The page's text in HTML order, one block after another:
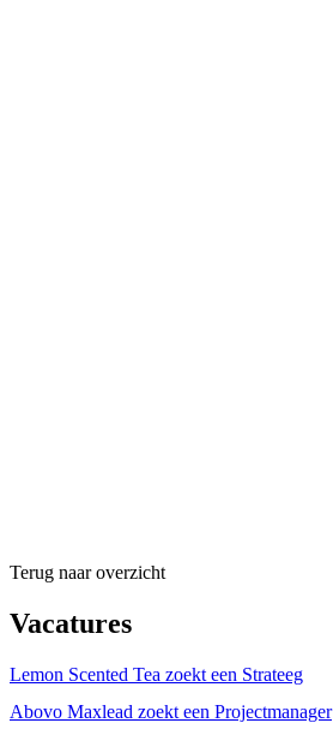
Terug naar overzicht
Vacatures
Lemon Scented Tea zoekt een Strateeg
Abovo Maxlead zoekt een Projectmanager